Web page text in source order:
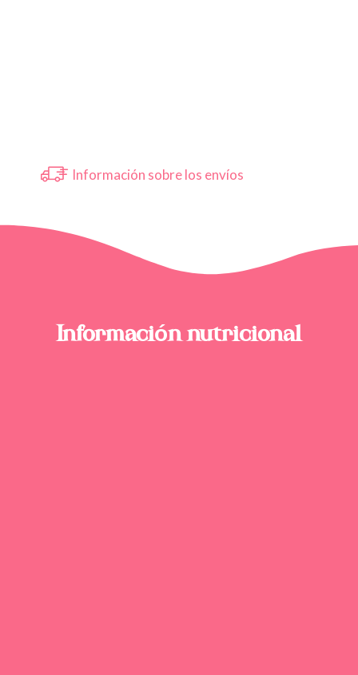
Información sobre los envíos
Información nutricional